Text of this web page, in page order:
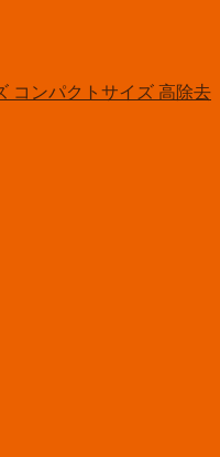
コンパクトサイズ 高除去